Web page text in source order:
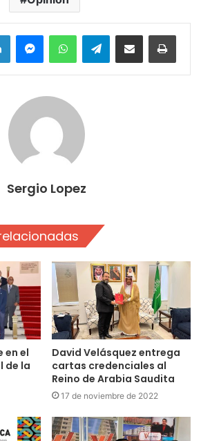
LinkedInMessengerWhatsAppTelegramCompartir por correo electrónico
Sergio Lopez
en el
de la
David Velásquez entrega
cartas credenciales al
Reino de Arabia Saudita
17 de noviembre de 2022